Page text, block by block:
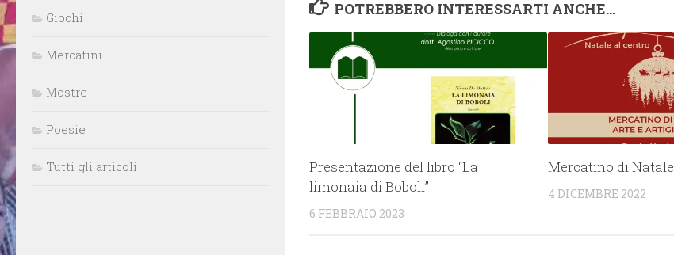
POTREBBERO INTERESSARTI ANCHE...
Presentazione del libro “La
limonaia di Boboli”
6 FEBBRAIO 2023
Mercatino di Natale
4 DICEMBRE 2022
Giochi
Mercatini
Mostre
Poesie
Tutti gli articoli